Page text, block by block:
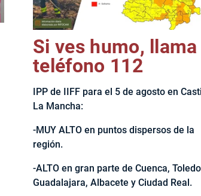
Si ves humo, llama
teléfono 112
IPP de IIFF para el 5 de agosto en
La Mancha:
-MUY ALTO en puntos dispersos de la
región.
-ALTO en gran parte de Cuenca,
Guadalajara, Albacete y Ciudad Real.